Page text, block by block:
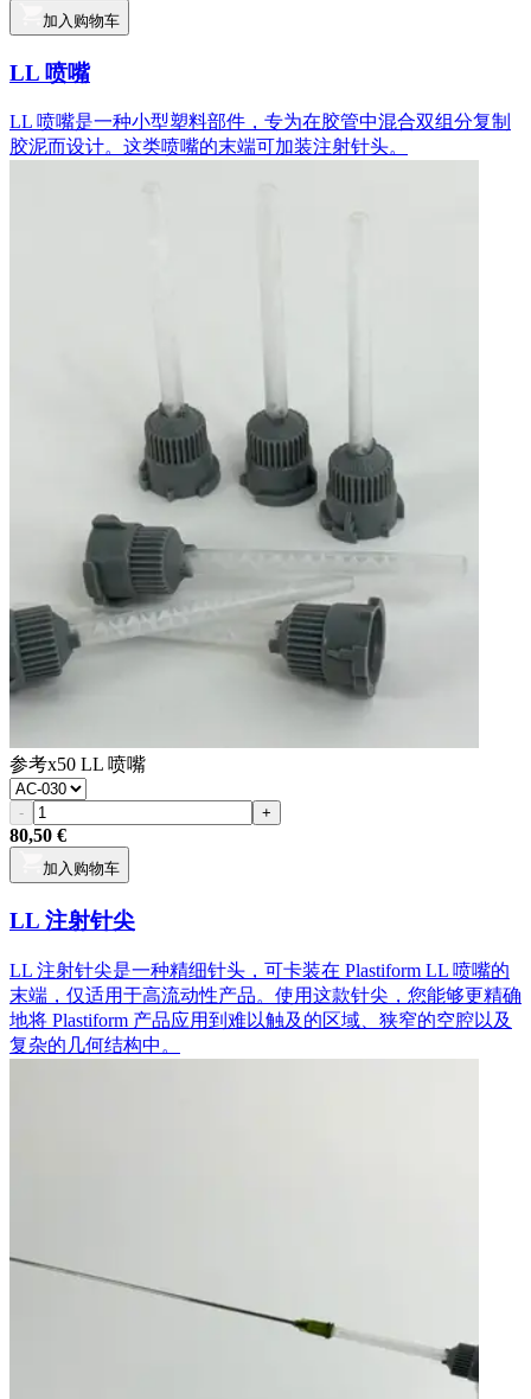
加入购物车
LL 喷嘴
LL 喷嘴是一种小型塑料部件，专为在胶管中混合双组分复制
胶泥而设计。这类喷嘴的末端可加装注射针头。
参考x50 LL 喷嘴
- +
80,50 €
加入购物车
LL 注射针尖
LL 注射针尖是一种精细针头，可卡装在 Plastiform LL 喷嘴的
末端，仅适用于高流动性产品。使用这款针尖，您能够更精确
地将 Plastiform 产品应用到难以触及的区域、狭窄的空腔以及
复杂的几何结构中。